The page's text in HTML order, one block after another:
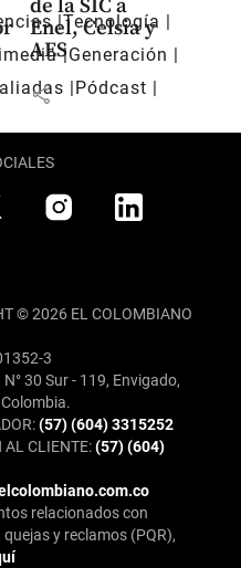
de la SIC a
Enel, Celsia y
AES
share
Tecnología
Generación
Pódcast
© 2026 EL COLOMBIANO
3
30 Sur - 119, Envigado,
(57) (604) 3315252
AL CLIENTE:(57) (604)
relacionados con
quejas y reclamos (PQR),